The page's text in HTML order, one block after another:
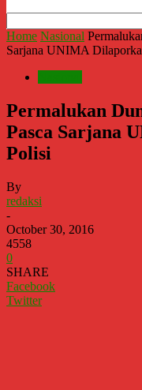
Home Nasional
Sarjana UNIMA
Permalukan
Pasca Sarjana
Polisi
By
redaksi
-
October 30, 2016
4558
0
SHARE
Facebook
Twitter